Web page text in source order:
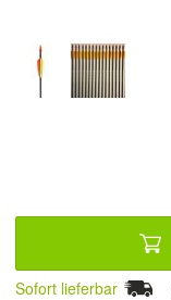
Sofort lieferbar